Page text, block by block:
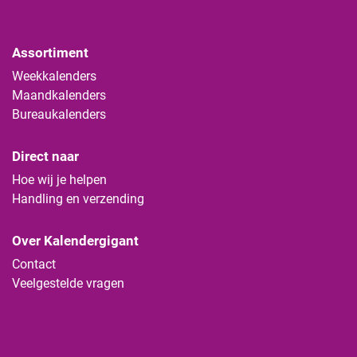
Assortiment
Weekkalenders
Maandkalenders
Bureaukalenders
Direct naar
Hoe wij je helpen
Handling en verzending
Over Kalendergigant
Contact
Veelgestelde vragen